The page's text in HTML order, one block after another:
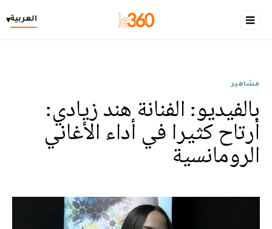
العربية▾
مشاهير
بالفيديو: الفنانة هند زيادي:
أرتاح كثيرا في أداء الأغاني
الرومانسية